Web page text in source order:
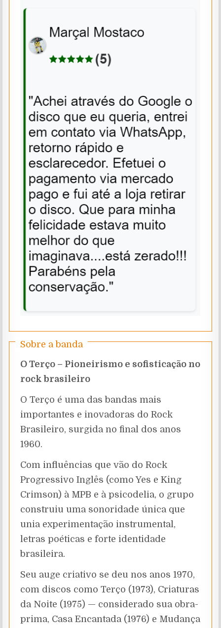
Sobre a banda
O Terço – Pioneirismo e sofisticação no
rock brasileiro
O Terço é uma das bandas mais
importantes e inovadoras do Rock
Brasileiro, surgida no final dos anos
1960.
Com influências que vão do Rock
Progressivo Inglês (como Yes e King
Crimson) à MPB e à psicodelia, o grupo
construiu uma sonoridade única que
unia experimentação instrumental,
letras poéticas e forte identidade
brasileira.
Seu auge criativo se deu nos anos 1970,
com discos como Terço (1973), Criaturas
da Noite (1975) — considerado sua obra-
prima, Casa Encantada (1976) e Mudança